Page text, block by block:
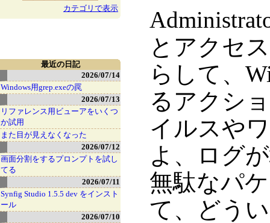
とアクセ
らして、
るアクシ
イルスや
よ、ログ
無駄なパ
て、どう
最近の日記
2026/07/14
Windows用grep.exeの罠
2026/07/13
リファレンス用ビューアをいくつ
か試用
また目が見えなくなった
2026/07/12
画面分割をするプロンプトを試し
てる
2026/07/11
Synfig Studio 1.5.5 dev をインスト
ール
2026/07/10
カテゴリで表示